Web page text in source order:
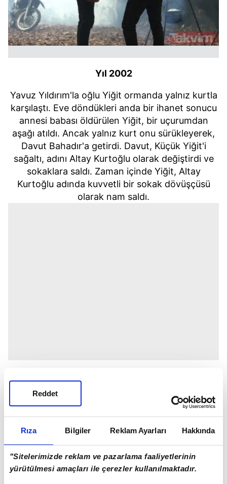
Rıza Bilgiler Reklam Ayarları Hakkında
"Sitelerimizde reklam ve pazarlama faaliyetlerinin
yürütülmesi amaçları ile çerezler kullanılmaktadır.
Reddet
Yıl 2002
Yavuz Yıldırım'la oğlu Yiğit ormanda yalnız kurtla
karşılaştı. Eve döndükleri anda bir ihanet sonucu
annesi babası öldürülen Yiğit, bir uçurumdan
aşağı atıldı. Ancak yalnız kurt onu sürükleyerek,
Davut Bahadır'a getirdi. Davut, Küçük Yiğit'i
sağaltı, adını Altay Kurtoğlu olarak değiştirdi ve
sokaklara saldı. Zaman içinde Yiğit, Altay
Kurtoğlu adında kuvvetli bir sokak dövüşçüsü
olarak nam saldı.